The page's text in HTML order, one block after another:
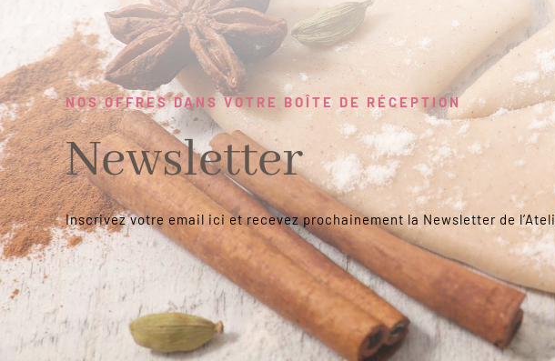
NOS OFFRES DANS VOTRE BOÎTE DE RÉCEPTION
Newsletter
Inscrivez votre email ici et recevez prochainement la Newsletter de